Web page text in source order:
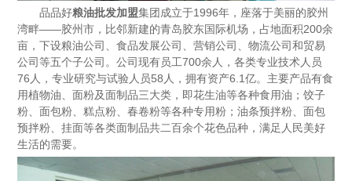
品品好粮油批发加盟集团成立于1996年，座落于美丽的胶州
湾畔——胶州市，比邻新建的青岛胶东国际机场，占地面积200余
亩，下设粮油公司、食品发展公司、营销公司、物流公司和贸易
公司等五个子公司。公司现有员工700余人，各类专业技术人员
76人，专业研究与试验人员58人，拥有资产6.1亿。主要产品有食
用植物油、面粉及面制品三大类，即花生油等各种食用油；饺子
粉、面包粉、糕点粉、春卷粉等各种专用粉；油条预拌粉、面包
预拌粉、挂面等各类面制品共二百余个花色品种，满足人民美好
生活的需要。